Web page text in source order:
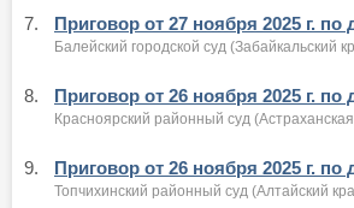
7. Приговор от 27 ноября 2025 г.
Балейский городской суд (Забайкальский
8. Приговор от 26 ноября 2025 г.
Красноярский районный суд
9. Приговор от 26 ноября 2025 г.
Топчихинский районный суд (Алтайский